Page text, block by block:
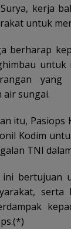
kerja
untuk
berharap
untuk
air sungai.
itu, Pasiops
Kodim
TNI
ini bertujuan